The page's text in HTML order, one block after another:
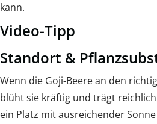
kann.
Video-Tipp
Standort &
Wenn die Goji-Beere an den
blüht sie kräftig und trägt
ein Platz mit ausreichender